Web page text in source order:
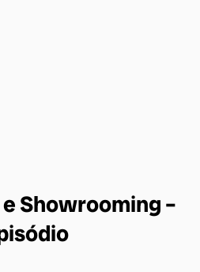
Showrooming –